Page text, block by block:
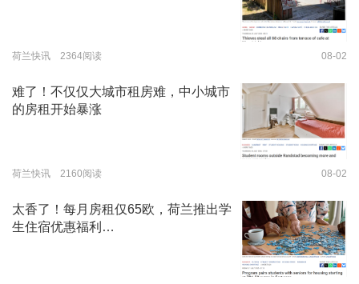
荷兰快讯 2364阅读 08-02
难了！不仅仅大城市租房难，中小城市
的房租开始暴涨
荷兰快讯 2160阅读 08-02
太香了！每月房租仅65欧，荷兰推出学
生住宿优惠福利…